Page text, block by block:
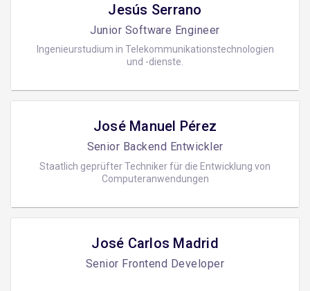
Jesús Serrano
Junior Software Engineer
Ingenieurstudium in Telekommunikationstechnologien
und -dienste.
José Manuel Pérez
Senior Backend Entwickler
Staatlich geprüfter Techniker für die Entwicklung von
Computeranwendungen
José Carlos Madrid
Senior Frontend Developer